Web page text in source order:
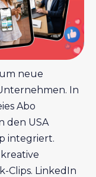
neue
In
Abo
den USA
integriert.
Clips. LinkedIn